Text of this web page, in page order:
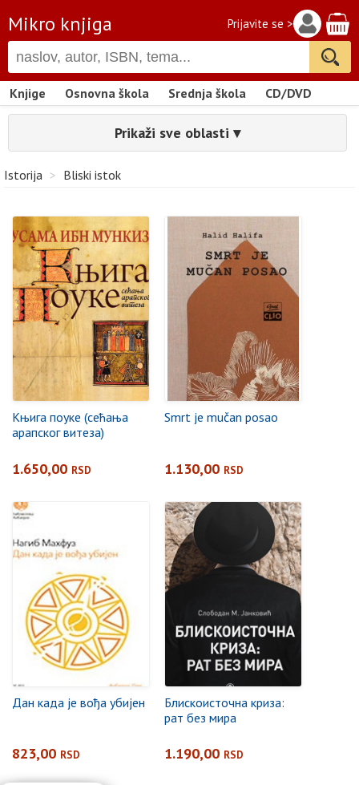
Mikro knjiga Prijavite se >
Knjige Osnovna škola Srednja škola CD/DVD
Prikaži sve oblasti ▾
Istorija > Bliski istok
Књига поуке (сећања
арапског витеза)
1.650,00 RSD
Smrt je mučan posao
1.130,00 RSD
Дан када је вођа убијен
823,00 RSD
Блискоисточна криза:
рат без мира
1.190,00 RSD